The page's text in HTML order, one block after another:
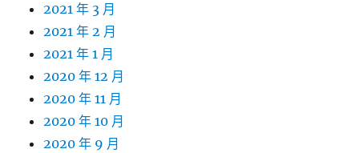
2021 年 3 月
2021 年 2 月
2021 年 1 月
2020 年 12 月
2020 年 11 月
2020 年 10 月
2020 年 9 月